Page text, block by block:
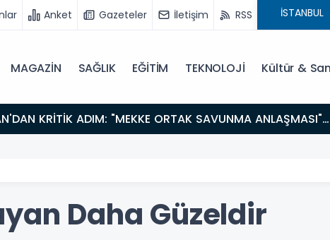
Anket Gazeteler İletişim RSS
MAGAZİN SAĞLIK EĞİTİM TEKNOLOJİ Kültür &
Daha Güzeldir